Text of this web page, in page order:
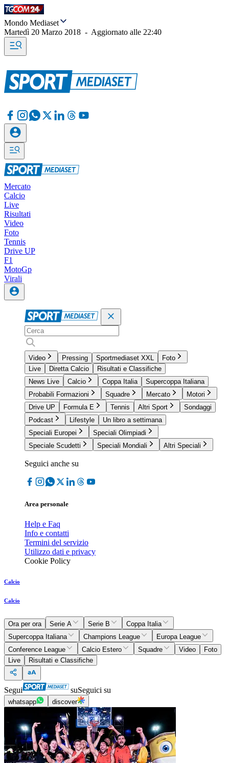
Mondo Mediaset
Martedì 20 Marzo 2018 - Aggiornato alle 22:40
Mercato
Calcio
Live
Risultati
Video
Foto
Tennis
Drive UP
F1
MotoGp
Virali
Video Pressing Sportmediaset XXL
Foto
Live
Diretta Calcio
Risultati e Classifiche
News Live
Calcio Coppa Italia
Supercoppa Italiana
Probabili Formazioni
Squadre Mercato
Motori
Drive UP
Formula E Tennis Altri Sport
Sondaggi
Podcast
Lifestyle
Un libro a settimana
Speciali Europei
Speciali Olimpiadi
Speciale Scudetti
Speciali Mondiali Altri Speciali
Seguici anche su
Area personale
Help e Faq
Info e contatti
Termini del servizio
Utilizzo dati e privacy
Cookie Policy
Calcio
Calcio
Ora per ora Serie A Serie B
Coppa Italia
Supercoppa Italiana
Champions League
Europa League
Conference League
Calcio Estero Squadre Video
Foto
Live
Risultati e Classifiche
Segui suSeguici su
whatsapp discover